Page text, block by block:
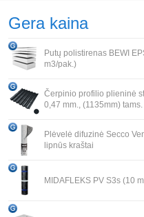
Gera kaina
Putų polistirenas BEWI
m3/pak.)
Čerpinio profilio plieninė
0,47 mm., (1135mm)
Plėvelė difuzinė Secco
lipnūs kraštai
MIDAFLEKS PV S3s (10